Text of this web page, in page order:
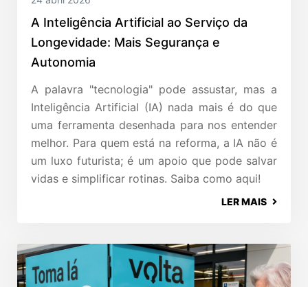
A Inteligência Artificial ao Serviço da
Longevidade: Mais Segurança e
Autonomia
A palavra "tecnologia" pode assustar, mas a
Inteligência Artificial (IA) nada mais é do que
uma ferramenta desenhada para nos entender
melhor. Para quem está na reforma, a IA não é
um luxo futurista; é um apoio que pode salvar
vidas e simplificar rotinas. Saiba como aqui!
LER MAIS